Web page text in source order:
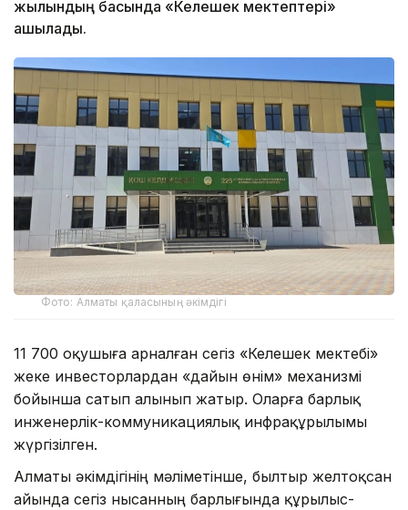
жылындың басында «Келешек мектептері»
ашылады.
Фото: Алматы қаласының әкімдігі
11 700 оқушыға арналған сегіз «Келешек мектебі»
жеке инвесторлардан «дайын өнім» механизмі
бойынша сатып алынып жатыр. Оларға барлық
инженерлік-коммуникациялық инфрақұрылымы
жүргізілген.
Алматы әкімдігінің мәліметінше, былтыр желтоқсан
айында сегіз нысанның барлығында құрылыс-